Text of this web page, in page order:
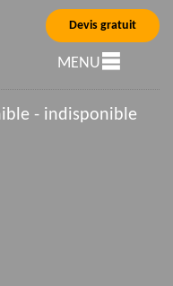
Devis gratuit
MENU
- indisponible